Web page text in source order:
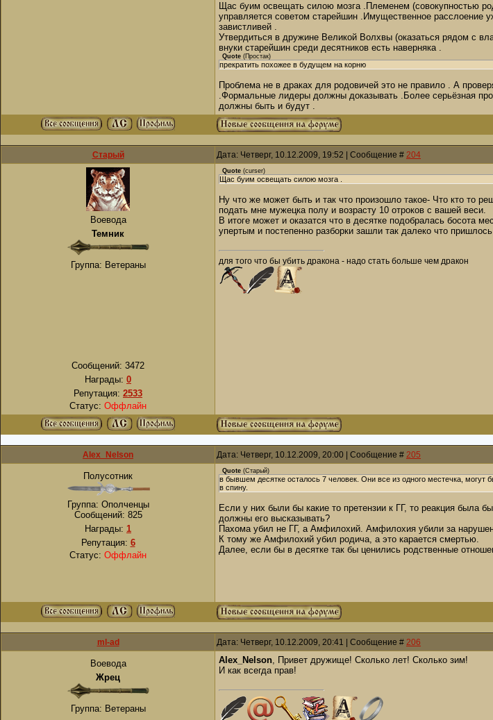
Щас буим освещать силою мозга .Племенем (совокупностью
управляется советом старейшин .Имущественное расслоение
завистливей .
Утвердиться в дружине Великой Волхвы (оказаться рядом с
внуки старейшин среди десятников есть наверняка .
Quote (Простак)
прекратить похожее в будущем на корню
Проблема не в драках для родовичей это не правило . А
.Формальные лидеры должны доказывать .Более серьёзная
должны быть и будут .
Старый Дата: Четверг, 10.12.2009, 19:52 | Сообщение # 204
Воевода
Темник
Группа: Ветераны
Сообщений: 3472
Награды: 0
Репутация: 2533
Статус: Оффлайн
Quote (curser)
Щас буим освещать силою мозга .
Ну что же может быть и так что произошло такое- Что кто то
подать мне мужецка полу и возрасту 10 отроков с вашей веси.
В итоге может и оказатся что в десятке подобралась босота
упертым и постепенно разборки зашли так далеко что
для того что бы убить дракона - надо стать больше чем дракон
Alex_Nelson Дата: Четверг, 10.12.2009, 20:00 | Сообщение # 205
Полусотник
Группа: Ополченцы
Сообщений: 825
Награды: 1
Репутация: 6
Статус: Оффлайн
Quote (Старый)
в бывшем десятке осталось 7 человек. Они все из одного местечка,
в спину.
Если у них были бы какие то претензии к ГГ, то реакция была
должны его высказывать?
Пахома убил не ГГ, а Амфилохий. Амфилохия убили за
К тому же Амфилохий убил родича, а это карается смертью.
Далее, если бы в десятке так бы ценились родственные
ml-ad Дата: Четверг, 10.12.2009, 20:41 | Сообщение # 206
Воевода
Жрец
Группа: Ветераны
Alex_Nelson, Привет дружище! Сколько лет! Сколько зим!
И как всегда прав!